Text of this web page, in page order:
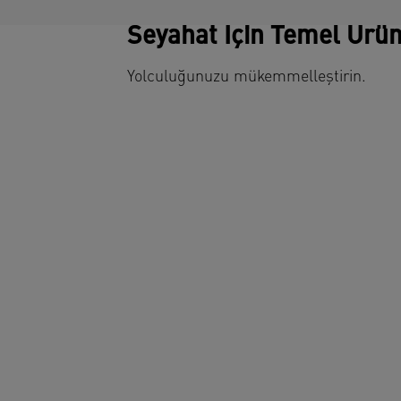
Seyahat İçin Temel
Yolculuğunuzu mükemmelleştirin.